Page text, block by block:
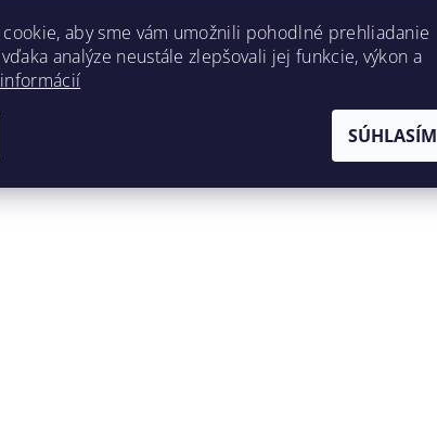
cookie, aby sme vám umožnili pohodlné prehliadanie
analýze neustále zlepšovali jej funkcie, výkon a
SÚHLASÍM